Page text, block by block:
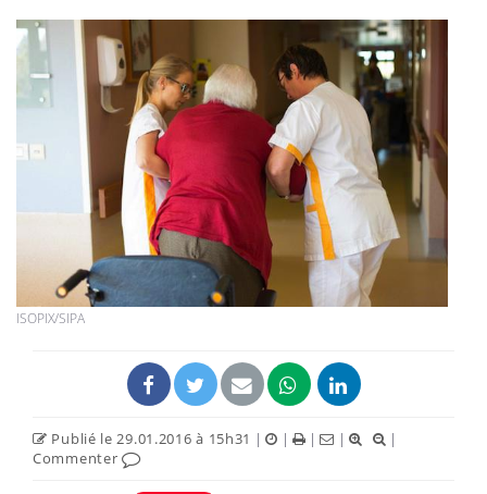
ISOPIX/SIPA
Publié le 29.01.2016 à 15h31 | | | |
|
Commenter